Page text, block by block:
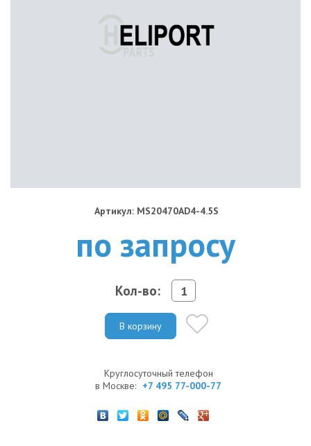
Артикул: MS20470AD4-4.5S
по запросу
Кол-во:
В корзину
Круглосуточный телефон
в Москве: +7 495 77-000-77